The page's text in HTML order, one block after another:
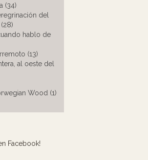
(34)
del
hablo de
(13)
al oeste del
Wood (1)
Facebook!